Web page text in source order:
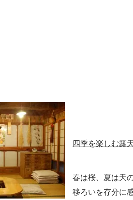
四季を楽しむ露
春は桜、夏は天
移ろいを存分に